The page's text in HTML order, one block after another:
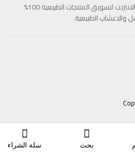
سوق فوريفر اول سوق علي الانترنت لتسويق المنتجات الطبيعية 100%
والاعشاب الطبيعية
بحث سلة الشراء